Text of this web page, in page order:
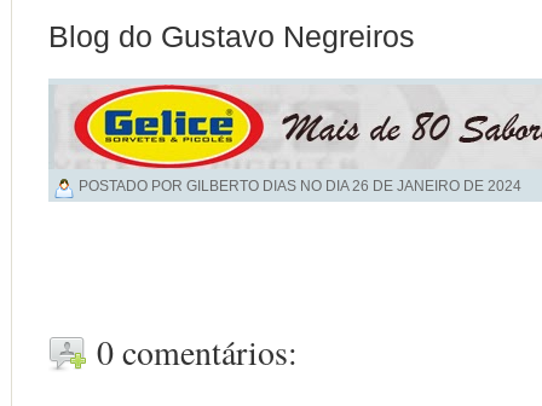
Blog do Gustavo Negreiros
POSTADO POR GILBERTO DIAS NO DIA26 DE JANEIRO DE 2024
0 comentários: